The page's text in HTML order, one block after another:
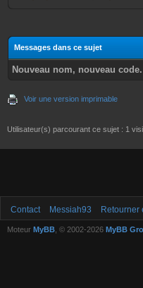
Messages dans ce sujet
Nouveau nom, nouveau code.
Voir une version imprimable
Utilisateur(s) parcourant ce sujet : 1
Contact Messiah93 Retourner
Moteur MyBB , © 2002-2026 MyBB